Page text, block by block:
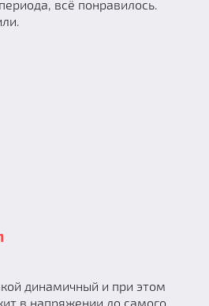
всё понравилось.
динамичный и при этом
в напряжении до самого